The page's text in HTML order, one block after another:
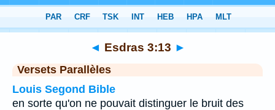
Chapitre 3> Verset 13
◄ Esdras 3:13 ►
Versets Parallèles
Louis Segond Bible
en sorte qu'on ne pouvait distinguer le bruit des